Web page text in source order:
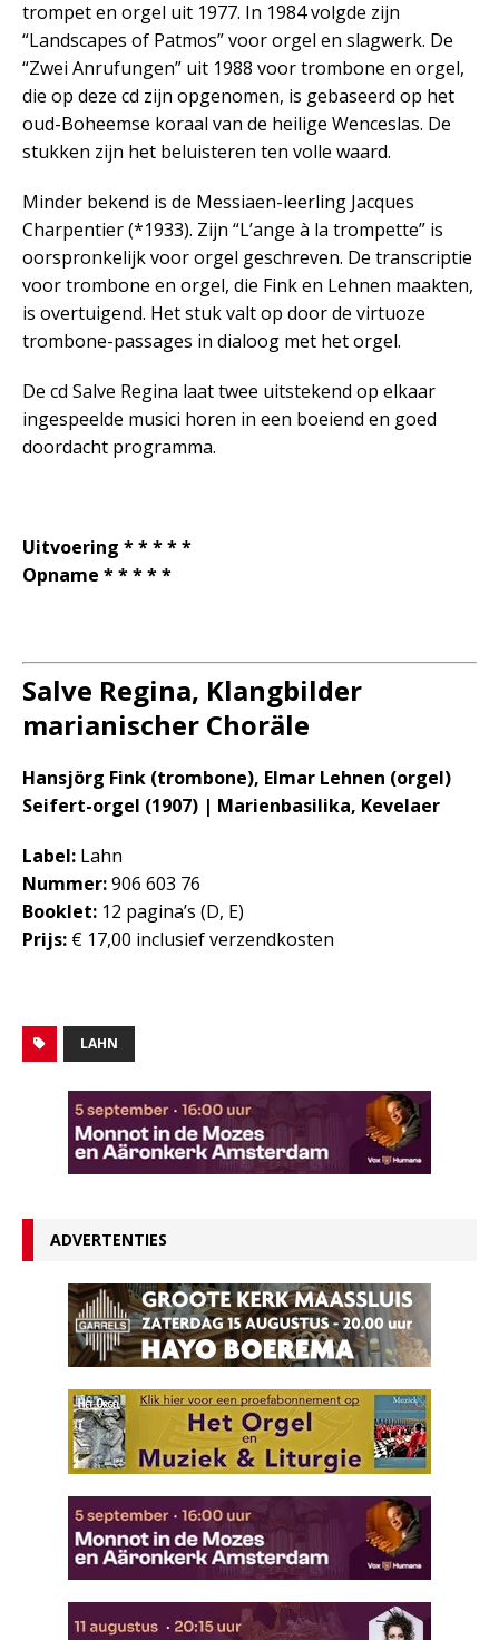
trompet en orgel uit 1977. In 1984 volgde zijn
“Landscapes of Patmos” voor orgel en slagwerk. De
“Zwei Anrufungen” uit 1988 voor trombone en orgel,
die op deze cd zijn opgenomen, is gebaseerd op het
oud-Boheemse koraal van de heilige Wenceslas. De
stukken zijn het beluisteren ten volle waard.
Minder bekend is de Messiaen-leerling Jacques
Charpentier (*1933). Zijn “L’ange à la trompette” is
oorspronkelijk voor orgel geschreven. De transcriptie
voor trombone en orgel, die Fink en Lehnen maakten,
is overtuigend. Het stuk valt op door de virtuoze
trombone-passages in dialoog met het orgel.
De cd Salve Regina laat twee uitstekend op elkaar
ingespeelde musici horen in een boeiend en goed
doordacht programma.
Uitvoering * * * * *
Opname * * * * *
Salve Regina, Klangbilder
marianischer Choräle
Hansjörg Fink (trombone), Elmar Lehnen (orgel)
Seifert-orgel (1907) | Marienbasilika, Kevelaer
Label: Lahn
Nummer:906 603 76
Booklet: 12 pagina’s (D, E)
Prijs: € 17,00 inclusief verzendkosten
LAHN
ADVERTENTIES